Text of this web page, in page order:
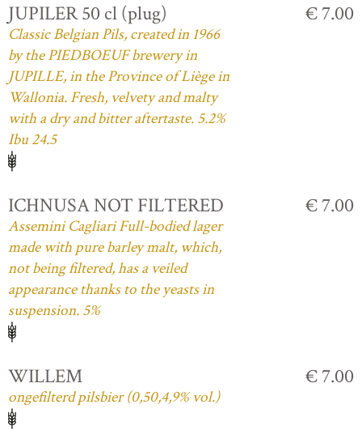
JUPILER 50 cl (plug)
Classic Belgian Pils, created in 1966
by the PIEDBOEUF brewery in
JUPILLE, in the Province of Liège in
Wallonia. Fresh, velvety and malty
with a dry and bitter aftertaste. 5.2%
Ibu 24.5
€ 7.00
ICHNUSA NOT FILTERED
Assemini Cagliari Full-bodied lager
made with pure barley malt, which,
not being filtered, has a veiled
appearance thanks to the yeasts in
suspension. 5%
€ 7.00
WILLEM
ongefilterd pilsbier (0,50,4,9% vol.)
€ 7.00